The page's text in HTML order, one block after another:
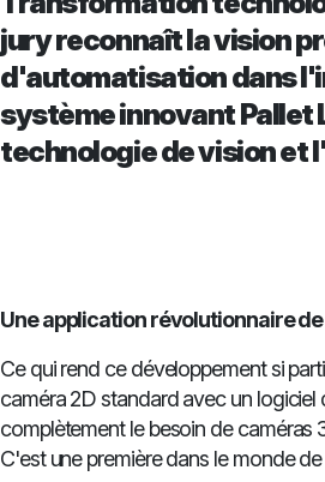
jury reconnaît la vision
d'automatisation dans
système innovant Pallet
technologie de vision
Une application révolutionnaire
Ce qui rend ce développement si
caméra 2D standard avec un logiciel
complètement le besoin de caméras
C'est une première dans le monde